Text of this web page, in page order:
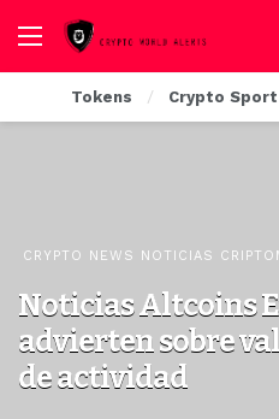
Tokens Crypto Sport
CRYPTO NEWS NOTICIAS
Noticias Altcoins
advierten sobre
de actividad